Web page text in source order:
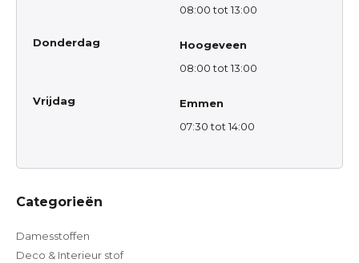
08:00 tot 13:00
Donderdag
Hoogeveen
08:00 tot 13:00
Vrijdag
Emmen
07:30 tot 14:00
Categorieën
Damesstoffen
Deco & Interieur stof